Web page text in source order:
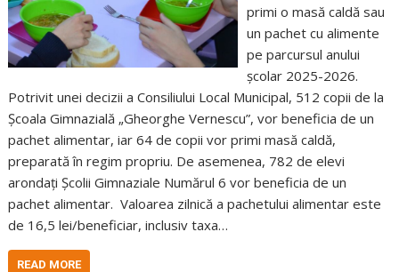
primi o masă caldă sau
un pachet cu alimente
pe parcursul anului
școlar 2025-2026.
Potrivit unei decizii a Consiliului Local Municipal, 512 copii de la
Școala Gimnazială „Gheorghe Vernescu”, vor beneficia de un
pachet alimentar, iar 64 de copii vor primi masă caldă,
preparată în regim propriu. De asemenea, 782 de elevi
arondați Școlii Gimnaziale Numărul 6 vor beneficia de un
pachet alimentar. Valoarea zilnică a pachetului alimentar este
de 16,5 lei/beneficiar, inclusiv taxa…
READ MORE